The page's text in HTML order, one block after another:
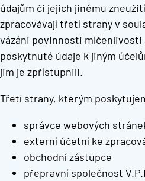
údajům či jejich jinému
zpracovávají třetí strany v
vázáni povinnosti mlčenlivosti
poskytnuté údaje k jiným
jim je zpřístupnili.
Třetí strany, kterým
správce webových
externí účetní ke
obchodní zástupce
přepravní společnost